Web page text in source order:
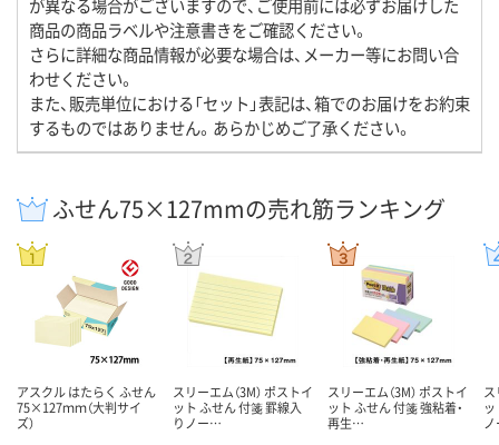
が異なる場合がございますので、ご使用前には必ずお届けした
商品の商品ラベルや注意書きをご確認ください。
さらに詳細な商品情報が必要な場合は、メーカー等にお問い合
わせください。
また、販売単位における「セット」表記は、箱でのお届けをお約束
するものではありません。あらかじめご了承ください。
ふせん75×127mmの売れ筋ランキング
アスクル はたらく ふせん
75×127ｍｍ（大判サイ
ズ）
スリーエム（3M） ポストイ
ット ふせん 付箋 罫線入
りノー…
スリーエム（3M） ポストイ
ット ふせん 付箋 強粘着・
再生…